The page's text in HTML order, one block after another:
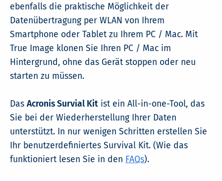
ebenfalls die praktische Möglichkeit der
Datenübertragung per WLAN von Ihrem
Smartphone oder Tablet zu Ihrem PC / Mac. Mit
True Image klonen Sie Ihren PC / Mac im
Hintergrund, ohne das Gerät stoppen oder neu
starten zu müssen.
Das Acronis Survial Kit ist ein All-in-one-Tool, das
Sie bei der Wiederherstellung Ihrer Daten
unterstützt. In nur wenigen Schritten erstellen Sie
Ihr benutzerdefiniertes Survival Kit. (Wie das
funktioniert lesen Sie in den FAQs).